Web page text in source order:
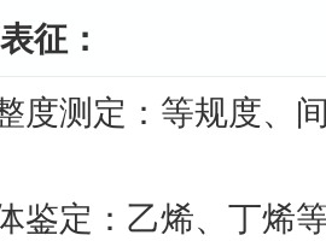
征：
度测定：等规度、
鉴定：乙烯、丁烯